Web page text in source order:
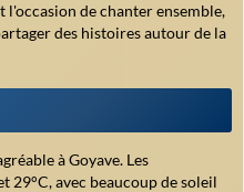
de chanter ensemble,
des histoires autour de la
à Goyave. Les
29°C, avec beaucoup de soleil